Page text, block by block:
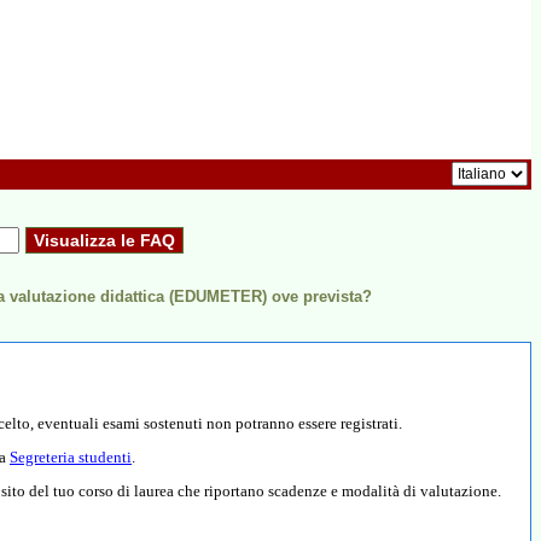
didattica (EDUMETER) ove prevista?
eventuali esami sostenuti non potranno essere registrati.
Segreteria studenti.
del tuo corso di laurea che riportano scadenze e modalità di valutazione.